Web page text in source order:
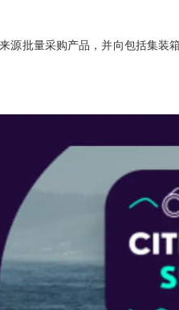
源批量采购产品，并向包括集装